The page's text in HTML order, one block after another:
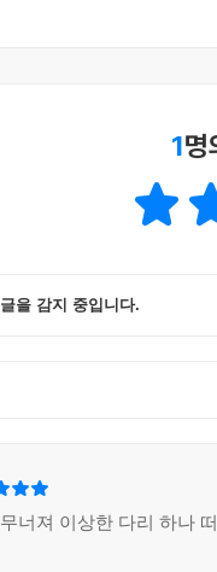
음’에 대해 쓸 수 있을까?
담아 ‘아포칼립스’가
치』
의 행동은 어쩐지 점점
학작품들의 내용을 마
1명
을 감지 중입니다.
너져 이상한 다리 하나